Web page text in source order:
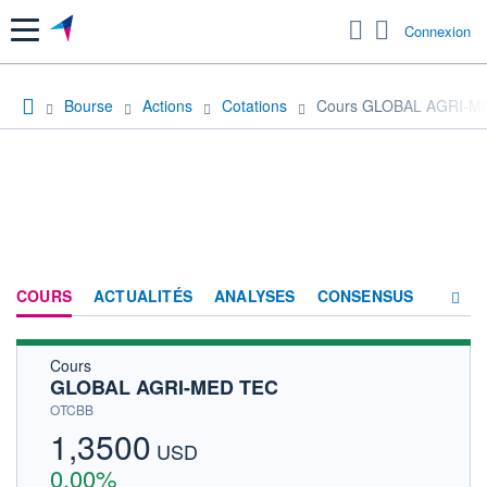
Menu Connexion
Bourse Actions Cotations Cours GLOBAL AGRI-
COURS ACTUALITÉS ANALYSES CONSENSUS
Cours
GLOBAL AGRI-MED TEC
OTCBB
1,3500 USD
0,00%